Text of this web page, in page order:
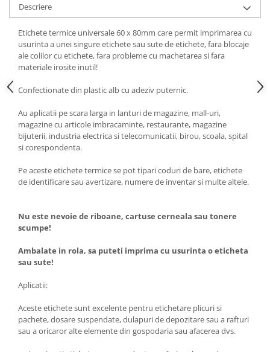
Descriere
Etichete termice universale 60 x 80mm care permit imprimarea cu
usurinta a unei singure etichete sau sute de etichete, fara blocaje
ale colilor cu etichete, fara probleme cu machetarea si fara
materiale irosite inutil!
Confectionate din plastic alb cu adeziv puternic.
Au aplicatii pe scara larga in lanturi de magazine, mall-uri,
magazine cu articole imbracaminte, restaurante, magazine
bijuterii, industria electrica si telecomunicatii, birou, scoala, spital
si corespondenta.
Pe aceste etichete termice se pot tipari coduri de bare, etichete
de identificare sau avertizare, numere de inventar si multe altele.
Nu este nevoie de riboane, cartuse cerneala sau tonere
scumpe!
Ambalate in rola, sa puteti imprima cu usurinta o eticheta
sau sute!
Aplicatii:
Aceste etichete sunt excelente pentru etichetare plicuri si
pachete, dosare suspendate, dulapuri de depozitare sau a rafturi
sau a oricaror alte elemente din gospodaria sau afacerea dvs.